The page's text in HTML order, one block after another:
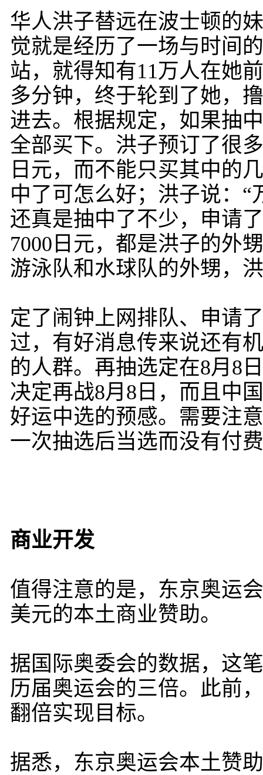
华人洪子替远在波士顿的
觉就是经历了一场与时间
站，就得知有11万人在她
多分钟，终于轮到了她，
进去。根据规定，如果抽
全部买下。洪子预订了很
日元，而不能只买其中的
中了可怎么好；洪子说：
还真是抽中了不少，申请
7000日元，都是洪子的外
游泳队和水球队的外甥，
定了闹钟上网排队、申请
过，有好消息传来说还有
的人群。再抽选定在8月8
决定再战8月8日，而且中
好运中选的预感。需要注
一次抽选后当选而没有付
商业开发
值得注意的是，东京奥运
美元的本土商业赞助。
据国际奥委会的数据，这
历届奥运会的三倍。此前
翻倍实现目标。
据悉，东京奥运会本土赞